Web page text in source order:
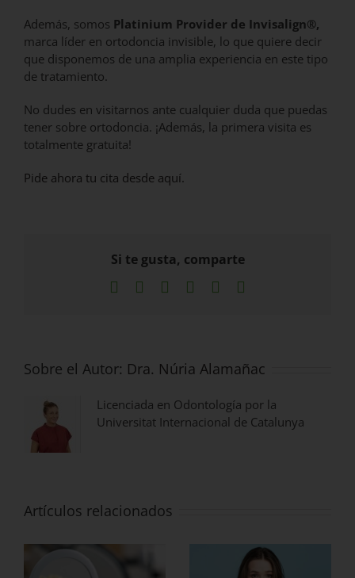
Además, somos Platinium Provider de Invisalign®,
marca líder en ortodoncia invisible, lo que quiere decir
que disponemos de una amplia experiencia en este tipo
de tratamiento.
No dudes en visitarnos ante cualquier duda que puedas
tener sobre ortodoncia. ¡Además, la primera visita es
totalmente gratuita!
Pide ahora tu cita desde aquí.
Si te gusta, comparte
Facebook LinkedInWhatsApp
Pinterest
Sobre el Autor: Dra. Núria Alamañac
Licenciada en Odontología por la
Universitat Internacional de Catalunya
Artículos relacionados